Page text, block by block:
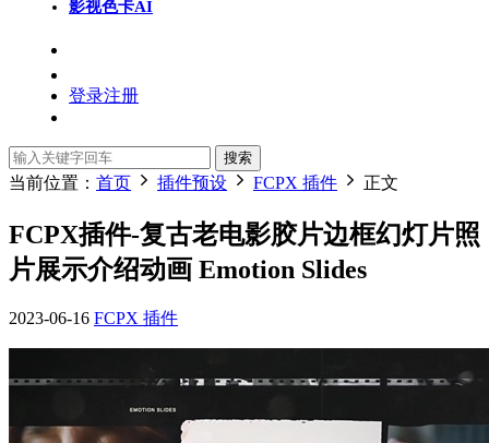
影视色卡AI
登录注册
搜索
当前位置： 首页 插件预设 FCPX 插件 正文
FCPX插件-复古老电影胶片边框幻灯片照
片展示介绍动画 Emotion Slides
2023-06-16 FCPX 插件